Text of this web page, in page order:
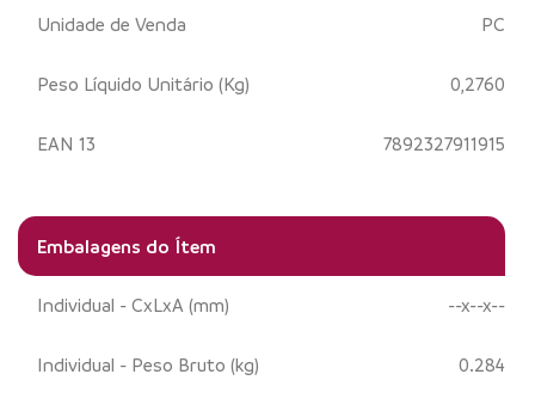
Unidade de Venda PC
Peso Líquido Unitário (Kg) 0,2760
EAN 13 7892327911915
Embalagens do Ítem
Individual - CxLxA (mm) --x--x--
Individual - Peso Bruto (kg) 0.284